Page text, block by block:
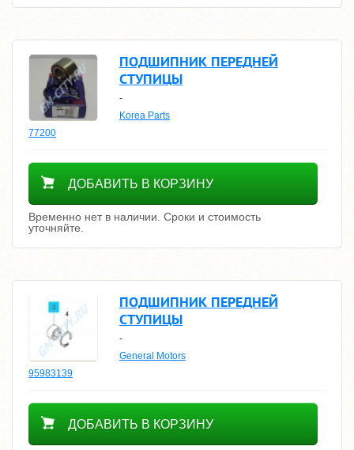
ПОДШИПНИК ПЕРЕДНЕЙ
СТУПИЦЫ
-
Korea Parts
77200
Уточнить цену
ДОБАВИТЬ В КОРЗИНУ
Временно нет в наличии. Сроки и стоимость
уточняйте.
ПОДШИПНИК ПЕРЕДНЕЙ
СТУПИЦЫ
-
General Motors
95983139
1600
ДОБАВИТЬ В КОРЗИНУ